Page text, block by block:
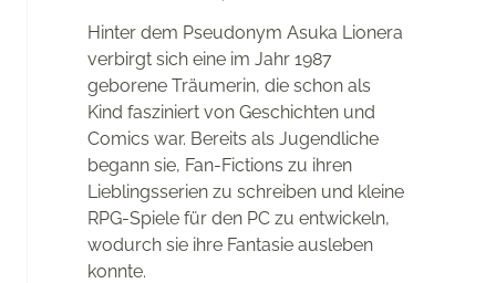
Hinter dem Pseudonym Asuka Lionera
verbirgt sich eine im Jahr 1987
geborene Träumerin, die schon als
Kind fasziniert von Geschichten und
Comics war. Bereits als Jugendliche
begann sie, Fan-Fictions zu ihren
Lieblingsserien zu schreiben und kleine
RPG-Spiele für den PC zu entwickeln,
wodurch sie ihre Fantasie ausleben
konnte.